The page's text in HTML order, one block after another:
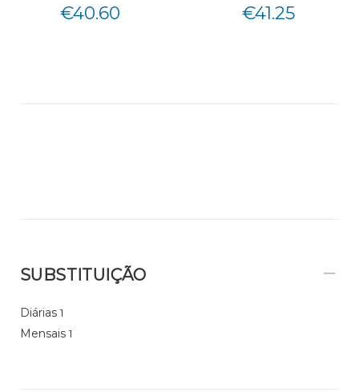
€40.60 €41.25
SUBSTITUIÇÃO
Diárias 1
Mensais 1